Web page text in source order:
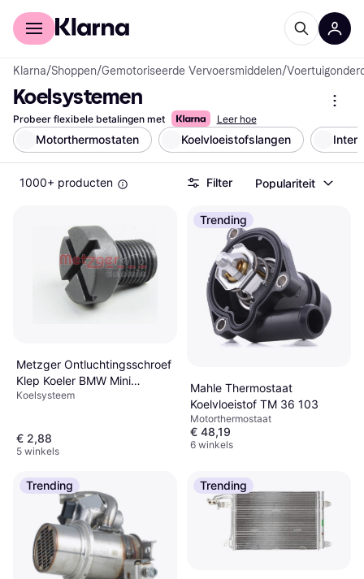
Voor shoppers
Klarna/Shoppen/Gemotoriseerde Vervoersmiddelen/
Koelsystemen
Probeer flexibele betalingen met Leer hoe
Motorthermostaten Koelvloeistofslangen
1000+ producten Filter Populariteit
Metzger Ontluchtingsschroef
Klep Koeler BMW Mini
4010189
Koelsysteem
€ 2,88
5 winkels
Trending
Mahle Thermostaat
Koelvloeistof TM 36 103
Motorthermostaat
€ 48,19
6 winkels
Trending Trending